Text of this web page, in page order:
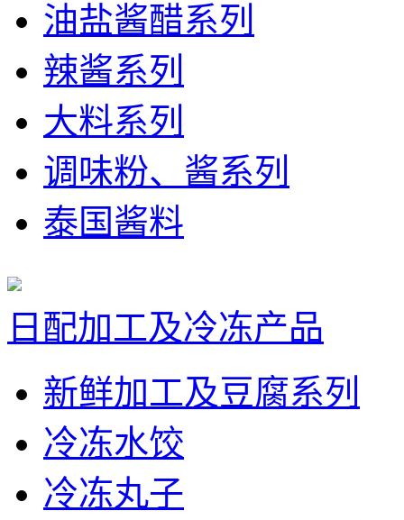
油盐酱醋系列
辣酱系列
大料系列
调味粉、酱系列
泰国酱料
日配加工及冷冻产品
新鲜加工及豆腐系列
冷冻水饺
冷冻丸子